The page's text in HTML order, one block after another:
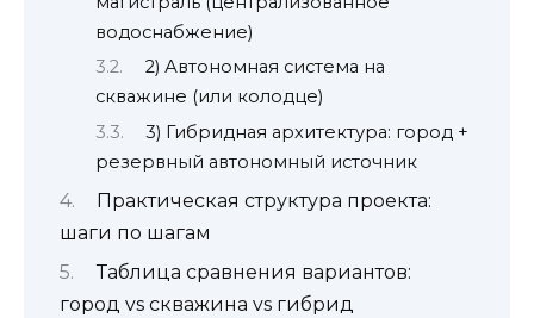
водоснабжение)
2) Автономная система на
скважине (или колодце)
3) Гибридная архитектура: город +
резервный автономный источник
Практическая структура проекта:
шаги по шагам
Таблица сравнения вариантов:
город vs скважина vs гибрид